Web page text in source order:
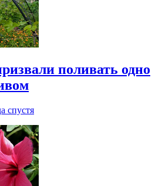
поливать одно
спустя